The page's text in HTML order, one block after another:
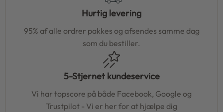
Hurtig levering
95% af alle ordrer pakkes og afsendes samme dag
som du bestiller.
5-Stjernet kundeservice
Vi har topscore på både Facebook, Google og
Trustpilot - Vi er her for at hjælpe dig